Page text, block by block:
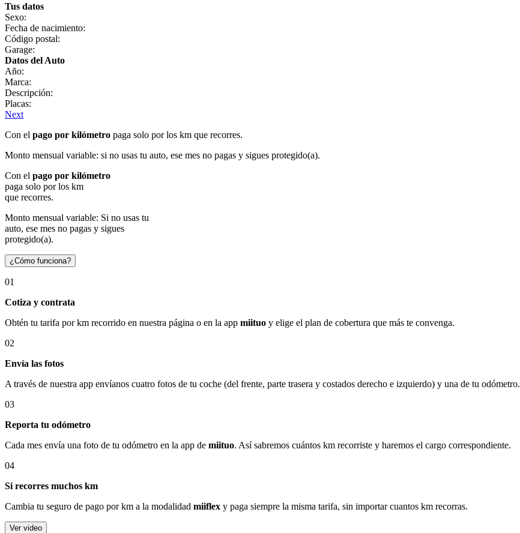
Tus datos
Sexo:
Fecha de nacimiento:
Código postal:
Garage:
Datos del Auto
Año:
Marca:
Descripción:
Placas:
Next
Con el pago por kilómetro paga solo por los km que recorres.
Monto mensual variable: si no usas tu auto, ese mes no pagas y sigues protegido(a).
Con el pago por kilómetro
paga solo por los km
que recorres.
Monto mensual variable: Si no usas tu
auto, ese mes no pagas y sigues
protegido(a).
¿Cómo funciona?
01
Cotiza y contrata
Obtén tu tarifa por km recorrido en nuestra página o en la app miituo y elige el plan de cobertura que más te convenga.
02
Envía las fotos
A través de nuestra app envíanos cuatro fotos de tu coche (del frente, parte trasera y costados derecho e izquierdo) y una de tu odómetro.
03
Reporta tu odómetro
Cada mes envía una foto de tu odómetro en la app de miituo. Así sabremos cuántos km recorriste y haremos el cargo correspondiente.
04
Si recorres muchos km
Cambia tu seguro de pago por km a la modalidad miiflex y paga siempre la misma tarifa, sin importar cuantos km recorras.
Ver video